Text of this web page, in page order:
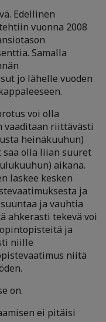
Edellinen
vuonna 2008
Samalla
jo lähelle vuoden
voi olla
vaaditaan riittävästi
heinäkuuhun)
saa olla liian suuret
aikana.
laskee kesken
ja
ja vauhtia
ahkerasti tekevä voi
ja
niille
niitä
on.
ei pitäisi